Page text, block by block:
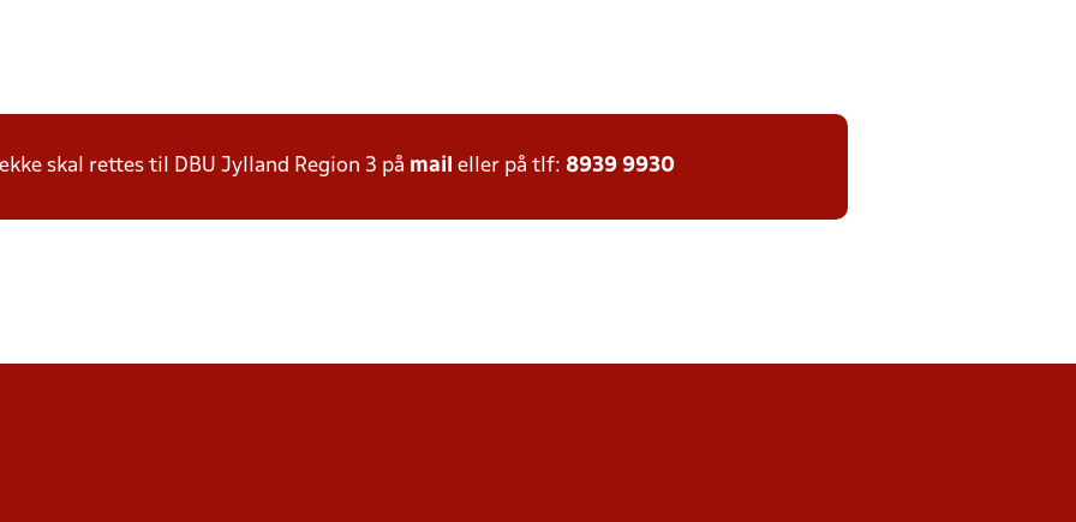
skal rettes til DBU Jylland Region 3 på mail eller på tlf: 8939 9930